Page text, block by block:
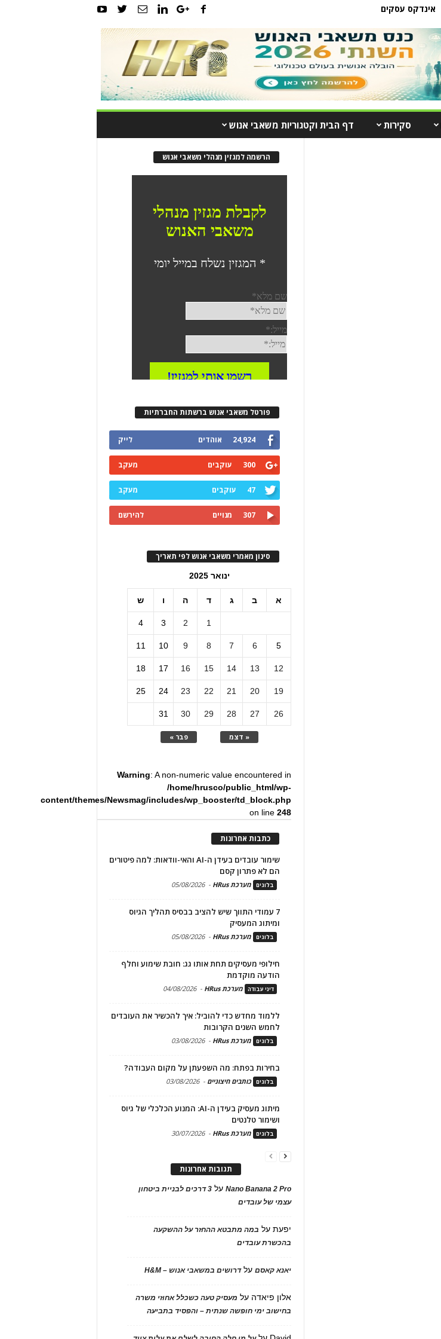
אינדקס עסקים
סקירות דף הבית וקטגוריות משאבי אנוש
הרשמה למגזין מנהלי משאבי אנוש
פורטל משאבי אנוש ברשתות החברתיות
24,924 אוהדים לייק
300 עוקבים מעקב
47 עוקבים מעקב
307 מנויים להירשם
סינון מאמרי משאבי אנוש לפי תאריך
ינואר 2025
א ב ג ד ה ו ש
« דצמ פבר »
1
2
3
4
5
6
7
8
9
10
11
12
13
14
15
16
17
18
19
20
21
22
23
24
25
26
27
28
29
30
31
Warning: A non-numeric value encountered in
/home/hrusco/public_html/wp-
content/themes/Newsmag/includes/wp_booster/td_block.php
on line248
כתבות אחרונות
שימור עובדים בעידן ה-AI והאי-וודאות: למה פיטורים
הם לא פתרון קסם
בלוגים מערכת HRus -
05/08/2026
7 עמודי התווך שיש להציב בבסיס תהליך הגיוס
ומיתוג המעסיק
בלוגים מערכת HRus -
05/08/2026
חילופי מעסיקים תחת אותו גג: חובת שימוע וחלף
הודעה מוקדמת
דיני עבודה מערכת HRus -
04/08/2026
ללמוד מחדש כדי להוביל: איך להכשיר את העובדים
לחמש השנים הקרובות
בלוגים מערכת HRus -
03/08/2026
בחירות בפתח: מה השפעתן על מקום העבודה?
בלוגים כותבים חיצוניים -
03/08/2026
מיתוג מעסיק בעידן ה-AI: המנוע הכלכלי של גיוס
ושימור טלנטים
בלוגים מערכת HRus -
30/07/2026
תגובות אחרונות
Nano Banana 2 Proעל
3 דרכים לבניית ביטחון
עצמי של עובדים
יפעתעל במה מתבטא ההחזר על ההשקעה
בהכשרת עובדים
יאנא קאסםעלדרושים במשאבי אנוש – H&M
אלון פיאדה על מעסיק טעה כשכלל אחוזי משרה
בחישוב ימי חופשה שנתית – והפסיד בתביעה